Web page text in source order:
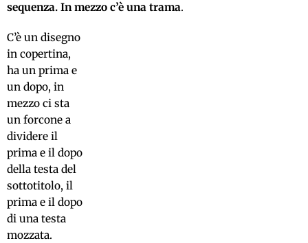
sequenza. In mezzo c’è una trama.
C’è un disegno
in copertina,
ha un prima e
un dopo, in
mezzo ci sta
un forcone a
dividere il
prima e il dopo
della testa del
sottotitolo, il
prima e il dopo
di una testa
mozzata.